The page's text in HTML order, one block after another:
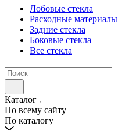
Лобовые стекла
Расходные материалы
Задние стекла
Боковые стекла
Все стекла
Каталог
По всему сайту
По каталогу